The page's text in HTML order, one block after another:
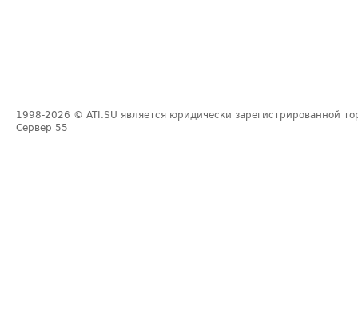
1998-2026 © ATI.SU является юридически зарегистрированной
Сервер 55